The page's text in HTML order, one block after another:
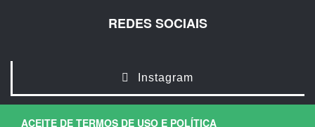
ACEITE DE TERMOS DE USO E POLÍTICA
REDES SOCIAIS
Instagram